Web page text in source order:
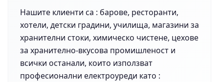
Нашите клиенти са : барове, ресторанти,
хотели, детски градини, училища, магазини за
хранителни стоки, химическо чистене, цехове
за хранително-вкусова промишленост и
всички останали, които използват
професионални електроуреди като :